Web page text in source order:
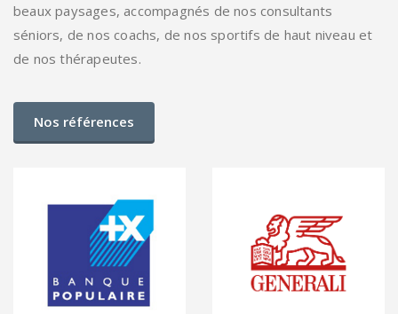
beaux paysages, accompagnés de nos consultants
séniors, de nos coachs, de nos sportifs de haut niveau et
de nos thérapeutes.
Nos références